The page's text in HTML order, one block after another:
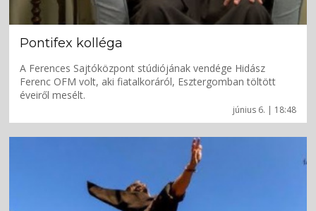
június 6. | 18:48
Pontifex kolléga
A Ferences Sajtóközpont stúdiójának vendége Hidász
Ferenc OFM volt, aki fiatalkoráról, Esztergomban töltött
éveiről mesélt.